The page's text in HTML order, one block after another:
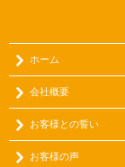
ホーム
会社概要
お客様との誓い
お客様の声